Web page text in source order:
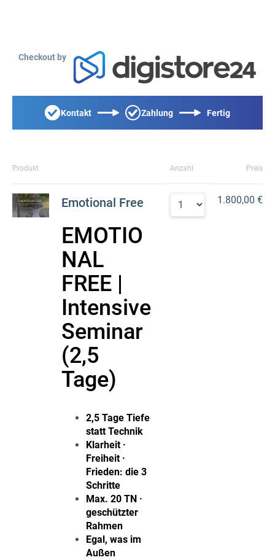
Checkout by
Kontakt Zahlung Fertig
Produkt Anzahl Preis
Emotional Free
EMOTIO
NAL
FREE |
Intensive
Seminar
(2,5
Tage)
2,5 Tage Tiefe
statt Technik
Klarheit ·
Freiheit ·
Frieden: die 3
Schritte
Max. 20 TN ·
geschützter
Rahmen
Egal, was im
Außen
1.800,00 €